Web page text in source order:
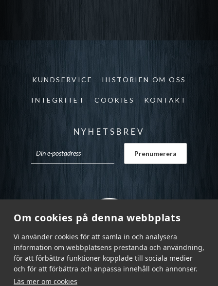
Om cookies på denna webbplats
Vi använder cookies för att samla in och analysera
information om webbplatsens prestanda och användning,
för att förbättra funktioner kopplade till sociala medier
och för att förbättra och anpassa innehåll och annonser.
Läs mer om cookies
KUNDSERVICE HISTORIEN OM OSS
INTEGRITET COOKIES KONTAKT
NYHETSBREV